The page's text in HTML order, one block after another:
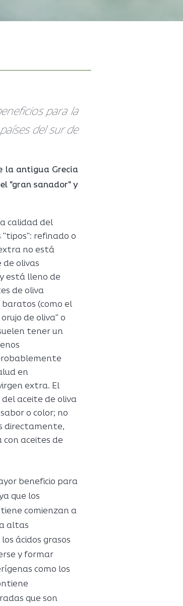
para la
del sur de
la antigua Grecia
"gran sanador" y
calidad del
refinado o
no está
olivas
está lleno de
de oliva
(como el
de oliva" o
tener un
en
extra. El
aceite de oliva
o color; no
directamente,
con aceites de
beneficio para
que los
comienzan a
altas
ácidos grasos
y formar
como los
que son